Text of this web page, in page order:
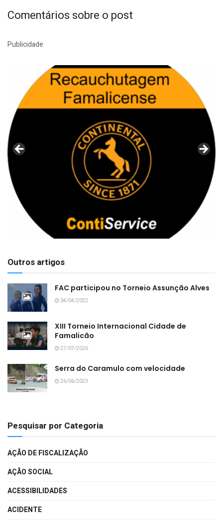
Comentários sobre o post
Publicidade
Outros artigos
FAC participou no Torneio Assunção Alves
04/04/2022
XIII Torneio Internacional Cidade de
Famalicão
27/07/2026
Serra do Caramulo com velocidade
26/06/2023
Pesquisar por Categoria
AÇÃO DE FISCALIZAÇÃO
AÇÃO SOCIAL
ACESSIBILIDADES
ACIDENTE